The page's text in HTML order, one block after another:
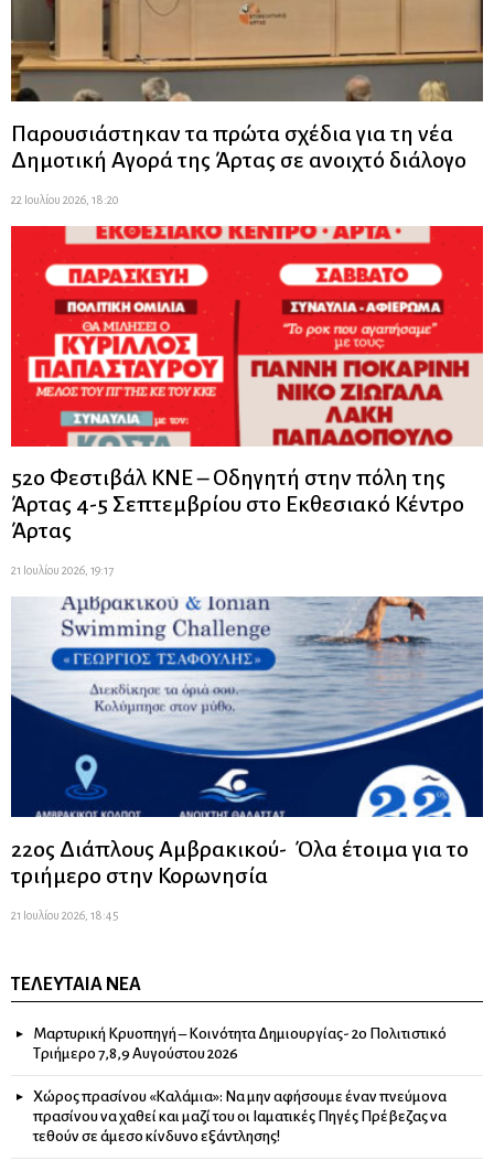
Παρουσιάστηκαν τα πρώτα σχέδια για τη νέα
Δημοτική Αγορά της Άρτας σε ανοιχτό διάλογο
22 Ιουλίου 2026, 18:20
52ο Φεστιβάλ ΚΝΕ – Οδηγητή στην πόλη της
Άρτας 4-5 Σεπτεμβρίου στο Εκθεσιακό Κέντρο
Άρτας
21 Ιουλίου 2026, 19:17
22ος Διάπλους Αμβρακικού- Όλα έτοιμα για το
τριήμερο στην Κορωνησία
21 Ιουλίου 2026, 18:45
ΤΕΛΕΥΤΑΊΑ ΝΈΑ
Μαρτυρική Κρυοπηγή – Κοινότητα Δημιουργίας- 2ο Πολιτιστικό
Τριήμερο 7,8,9 Αυγούστου 2026
Χώρος πρασίνου «Καλάμια»: Να μην αφήσουμε έναν πνεύμονα
πρασίνου να χαθεί και μαζί του οι Ιαματικές Πηγές Πρέβεζας να
τεθούν σε άμεσο κίνδυνο εξάντλησης!